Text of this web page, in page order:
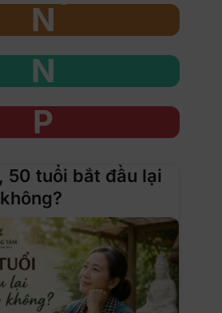
N
N
P
50 tuổi bắt đầu lại